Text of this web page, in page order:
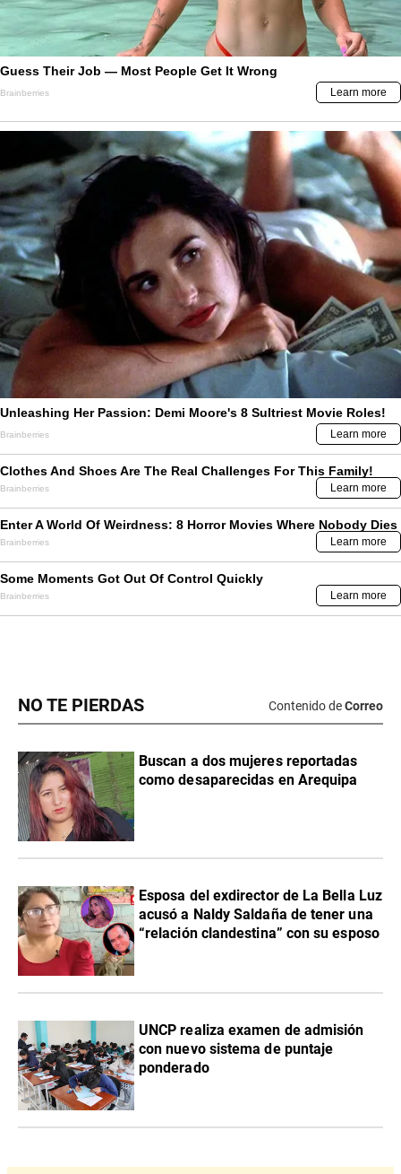
NO TE PIERDAS Contenido deCorreo
Buscan a dos mujeres reportadas
como desaparecidas en Arequipa
Esposa del exdirector de La Bella Luz
acusó a Naldy Saldaña de tener una
“relación clandestina” con su esposo
UNCP realiza examen de admisión
con nuevo sistema de puntaje
ponderado